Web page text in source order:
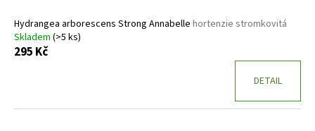
Hydrangea arborescens Strong Annabelle hortenzie stromkovitá
Skladem (>5 ks)
295 Kč
DETAIL